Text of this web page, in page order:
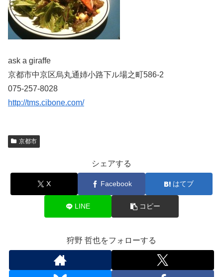
ask a giraffe
京都市中京区烏丸通姉小路下ル場之町586-2
075-257-8028
http://tms.cibone.com/
京都市
シェアする
X Facebook はてブ
LINE コピー
狩野 哲也をフォローする